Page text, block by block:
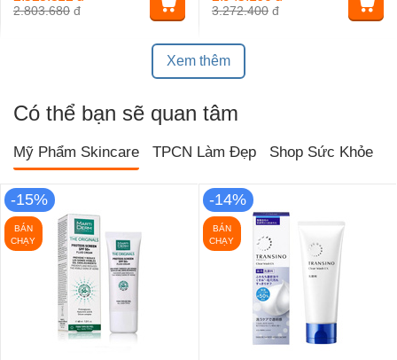
2.803.680 đ 3.272.400 đ
Xem thêm
Có thể bạn sẽ quan tâm
Mỹ Phẩm Skincare TPCN Làm Đẹp Shop Sức Khỏe
-15%
BÁN
CHẠY
-14%
BÁN
CHẠY